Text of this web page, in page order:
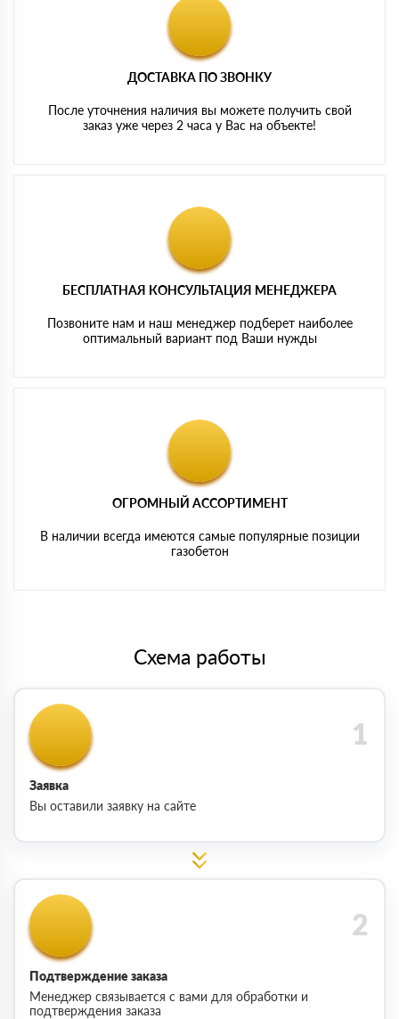
ДОСТАВКА ПО ЗВОНКУ
После уточнения наличия вы можете получить свой
заказ уже через 2 часа у Вас на объекте!
БЕСПЛАТНАЯ КОНСУЛЬТАЦИЯ МЕНЕДЖЕРА
Позвоните нам и наш менеджер подберет наиболее
оптимальный вариант под Ваши нужды
ОГРОМНЫЙ АССОРТИМЕНТ
В наличии всегда имеются самые популярные позиции
газобетон
Схема работы
Заявка
Вы оставили заявку на сайте
Подтверждение заказа
Менеджер связывается с вами для обработки и
подтверждения заказа